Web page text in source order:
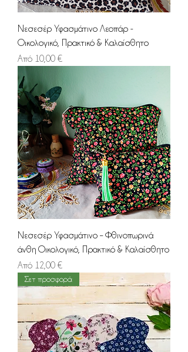
Νεσεσέρ Υφασμάτινο Λεοπάρ -
Οικολογικό, Πρακτικό & Καλαίσθητο
Από 10,00 €
Τιμή Έκπτωσης
Νεσεσέρ Υφασμάτινο – Φθινοπωρινά
άνθη Οικολογικό, Πρακτικό & Καλαίσθητο
Από 12,00 €
Τιμή Έκπτωσης
Σετ προσφορά